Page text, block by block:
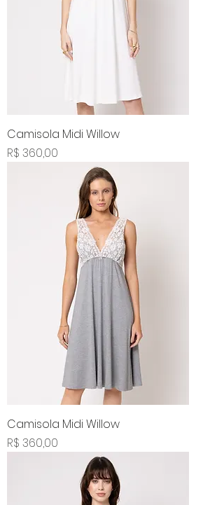
Camisola Midi Willow
Preço
R$ 360,00
Camisola Midi Willow
Preço
R$ 360,00